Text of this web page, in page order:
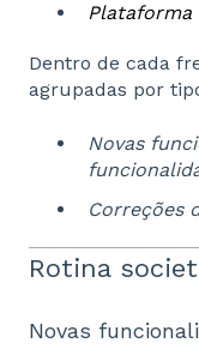
Plataforma
Dentro de cada
agrupadas por
Novas
Correções
Rotina
Novas